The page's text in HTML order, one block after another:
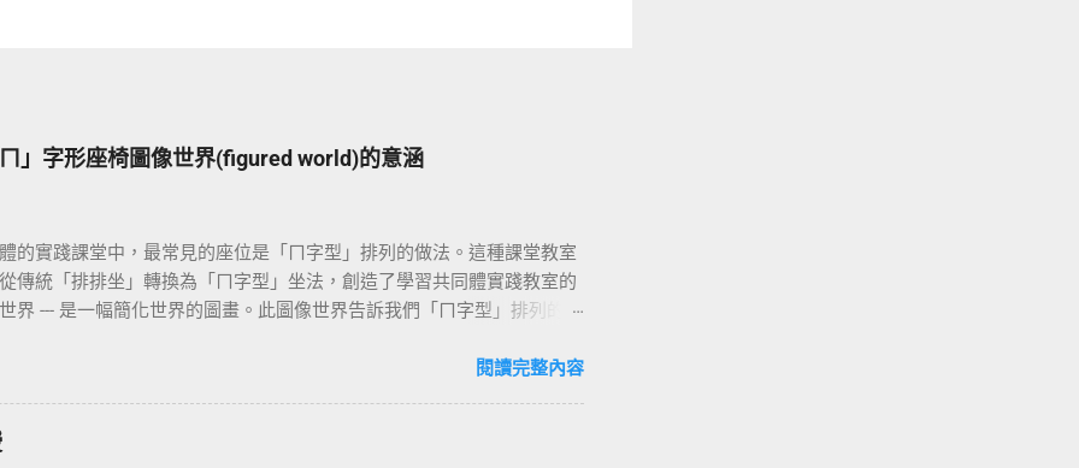
」字形座椅圖像世界(figured world)的意涵
的實踐課堂中，最常見的座位是「ㄇ字型」排列的做法。這種課堂教室
傳統「排排坐」轉換為「ㄇ字型」坐法，創造了學習共同體實踐教室的
界 --- 是一幅簡化世界的圖畫。此圖像世界告訴我們「ㄇ字型」排列的課
和敘事的方式儲存在我們的腦中，且成為一種無意識的狀態，並成為我們
群而改變，這不僅是一種有形空間的改變，更重要的隨著這種物理空間的
創造出的 心理環境 / 視覺空間 、 學習活動 / 學習文本 、和 師生關係 /
閱讀完整內容